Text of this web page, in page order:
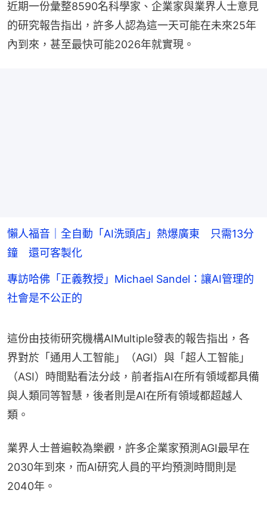
近期一份彙整8590名科學家、企業家與業界人士意見
的研究報告指出，許多人認為這一天可能在未來25年
內到來，甚至最快可能2026年就實現。
懶人福音｜全自動「AI洗頭店」熱爆廣東 只需13分
鐘 還可客製化
專訪哈佛「正義教授」Michael Sandel：讓AI管理的
社會是不公正的
這份由技術研究機構AIMultiple發表的報告指出，各
界對於「通用人工智能」（AGI）與「超人工智能」
（ASI）時間點看法分歧，前者指AI在所有領域都具備
與人類同等智慧，後者則是AI在所有領域都超越人
類。
業界人士普遍較為樂觀，許多企業家預測AGI最早在
2030年到來，而AI研究人員的平均預測時間則是
2040年。